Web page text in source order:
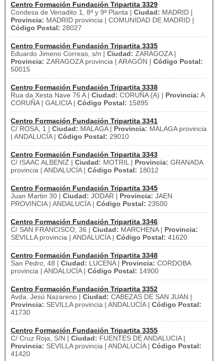
Centro Formación Fundación Tripartita 3329
Condesa de Venadito 1, 8ª y 9ª Planta | Ciudad: MADRID |
Provincia: MADRID provincia | COMUNIDAD DE MADRID |
Código Postal: 28027
Centro Formación Fundación Tripartita 3335
Eduardo Jimeno Correas, s/n | Ciudad: ZARAGOZA |
Provincia: ZARAGOZA provincia | ARAGÓN | Código Postal:
50015
Centro Formación Fundación Tripartita 3338
Rua da Xesta Nave 76 A | Ciudad: CORUÑA (A) | Provincia: A
CORUÑA | GALICIA | Código Postal: 15895
Centro Formación Fundación Tripartita 3341
C/ ROSA, 1 | Ciudad: MALAGA | Provincia: MALAGA provincia
| ANDALUCÍA | Código Postal: 29010
Centro Formación Fundación Tripartita 3343
C/ ISAAC ALBENIZ | Ciudad: MOTRIL | Provincia: GRANADA
provincia | ANDALUCÍA | Código Postal: 18012
Centro Formación Fundación Tripartita 3345
Juan Martin 30 | Ciudad: JODAR | Provincia: JAEN
PROVINCIA | ANDALUCÍA | Código Postal: 23500
Centro Formación Fundación Tripartita 3346
C/ SAN FRANCISCO, 36 | Ciudad: MARCHENA | Provincia:
SEVILLA provincia | ANDALUCÍA | Código Postal: 41620
Centro Formación Fundación Tripartita 3348
San Pedro, 48 | Ciudad: LUCENA | Provincia: CORDOBA
provincia | ANDALUCÍA | Código Postal: 14900
Centro Formación Fundación Tripartita 3352
Avda. Jesú Nazareno | Ciudad: CABEZAS DE SAN JUAN |
Provincia: SEVILLA provincia | ANDALUCÍA | Código Postal:
41730
Centro Formación Fundación Tripartita 3355
C/ Cruz Roja, S/N | Ciudad: FUENTES DE ANDALUCIA |
Provincia: SEVILLA provincia | ANDALUCÍA | Código Postal:
41420